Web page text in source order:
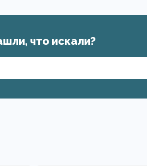
что искали?